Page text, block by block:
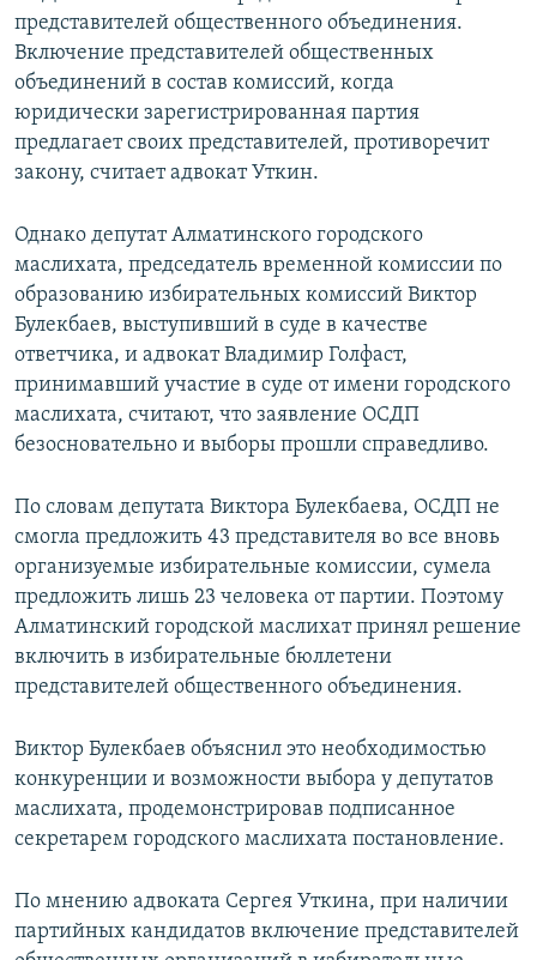
представителей общественного объединения.
Включение представителей общественных
объединений в состав комиссий, когда
юридически зарегистрированная партия
предлагает своих представителей, противоречит
закону, считает адвокат Уткин.
Однако депутат Алматинского городского
маслихата, председатель временной комиссии по
образованию избирательных комиссий Виктор
Булекбаев, выступивший в суде в качестве
ответчика, и адвокат Владимир Голфаст,
принимавший участие в суде от имени городского
маслихата, считают, что заявление ОСДП
безосновательно и выборы прошли справедливо.
По словам депутата Виктора Булекбаева, ОСДП не
смогла предложить 43 представителя во все вновь
организуемые избирательные комиссии, сумела
предложить лишь 23 человека от партии. Поэтому
Алматинский городской маслихат принял решение
включить в избирательные бюллетени
представителей общественного объединения.
Виктор Булекбаев объяснил это необходимостью
конкуренции и возможности выбора у депутатов
маслихата, продемонстрировав подписанное
секретарем городского маслихата постановление.
По мнению адвоката Сергея Уткина, при наличии
партийных кандидатов включение представителей